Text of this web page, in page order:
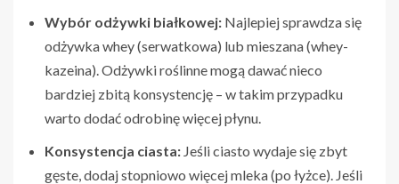
Wybór odżywki białkowej: Najlepiej sprawdza się
odżywka whey (serwatkowa) lub mieszana (whey-
kazeina). Odżywki roślinne mogą dawać nieco
bardziej zbitą konsystencję – w takim przypadku
warto dodać odrobinę więcej płynu.
Konsystencja ciasta: Jeśli ciasto wydaje się zbyt
gęste, dodaj stopniowo więcej mleka (po łyżce). Jeśli